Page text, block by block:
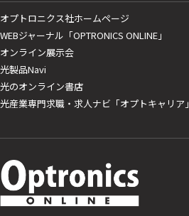
オプトロニクス社ホームページ
WEBジャーナル「OPTRONICS ONLINE」
オンライン展示会
光製品Navi
光のオンライン書店
光産業専門求職・求人ナビ「オプトキャリア」